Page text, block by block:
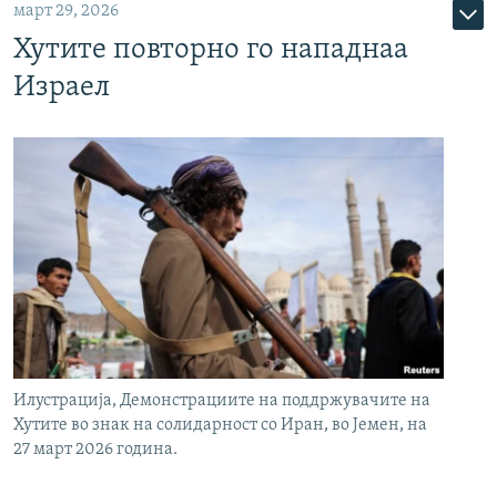
март 29, 2026
Хутите повторно го нападнаа
Израел
Илустрација, Демонстрациите на поддржувачите на
Хутите во знак на солидарност со Иран, во Јемен, на
27 март 2026 година.